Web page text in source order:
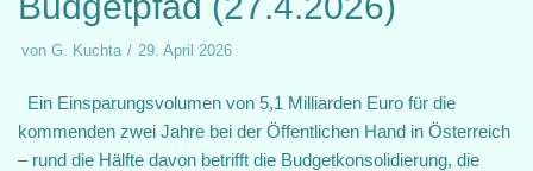
von G. Kuchta 29. April 2026
Ein Einsparungsvolumen von 5,1 Milliarden Euro für die
kommenden zwei Jahre bei der Öffentlichen Hand in Österreich
– rund die Hälfte davon betrifft die Budgetkonsolidierung, die